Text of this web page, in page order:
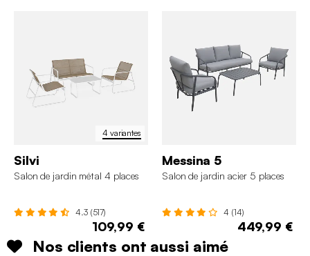
4 variantes
Silvi
Salon de jardin métal 4 places
4.3 (517)
109,99 €
Messina 5
Salon de jardin acier 5 places
4 (14)
449,99 €
Nos clients ont aussi aimé